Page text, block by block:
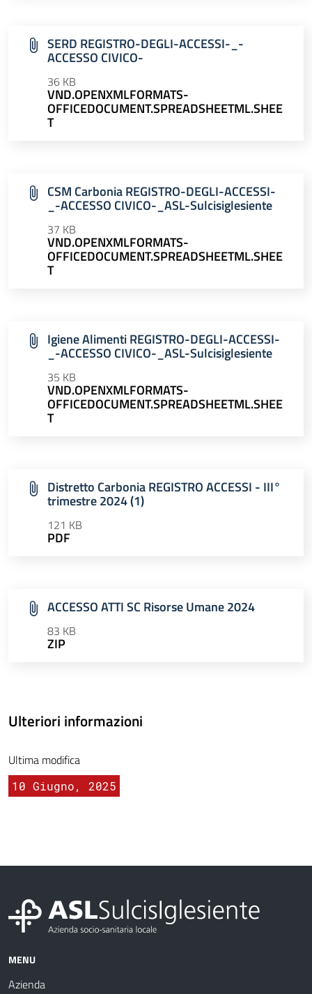
SERD REGISTRO-DEGLI-ACCESSI-_-
ACCESSO CIVICO-
36 KB
VND.OPENXMLFORMATS-
OFFICEDOCUMENT.SPREADSHEETML.SHEE
T
CSM Carbonia REGISTRO-DEGLI-ACCESSI-
_-ACCESSO CIVICO-_ASL-Sulcisiglesiente
37 KB
VND.OPENXMLFORMATS-
OFFICEDOCUMENT.SPREADSHEETML.SHEE
T
Igiene Alimenti REGISTRO-DEGLI-ACCESSI-
_-ACCESSO CIVICO-_ASL-Sulcisiglesiente
35 KB
VND.OPENXMLFORMATS-
OFFICEDOCUMENT.SPREADSHEETML.SHEE
T
Distretto Carbonia REGISTRO ACCESSI - III°
trimestre 2024 (1)
121 KB
PDF
ACCESSO ATTI SC Risorse Umane 2024
83 KB
ZIP
Ulteriori informazioni
Ultima modifica
10 Giugno, 2025
MENU
Azienda